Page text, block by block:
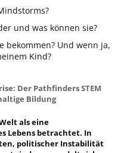
und was können sie?
bekommen? Und wenn ja,
Kind?
Der Pathfinders STEM
Bildung
als eine
Lebens betrachtet. In
politischer Instabilität